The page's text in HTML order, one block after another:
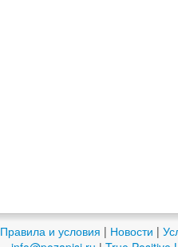
Правила и условия | Новости |